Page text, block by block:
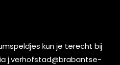
kun je terecht bij
j.verhofstad@brabantse-